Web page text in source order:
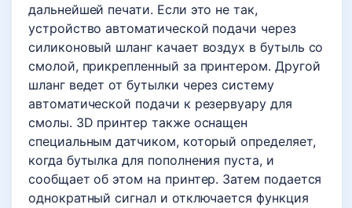
дальнейшей печати. Если это не так,
устройство автоматической подачи через
силиконовый шланг качает воздух в бутыль со
смолой, прикрепленный за принтером. Другой
шланг ведет от бутылки через систему
автоматической подачи к резервуару для
смолы. 3D принтер также оснащен
специальным датчиком, который определяет,
когда бутылка для пополнения пуста, и
сообщает об этом на принтер. Затем подается
однократный сигнал и отключается функция